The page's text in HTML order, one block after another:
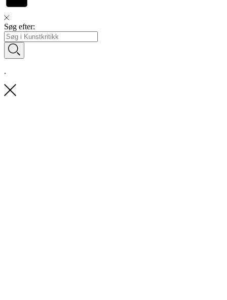
Søg efter:
.